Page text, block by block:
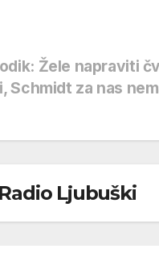
Žele napraviti
Schmidt za nas
Radio Ljubuški